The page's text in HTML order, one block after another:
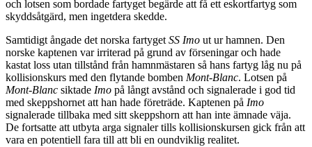
och lotsen som bordade fartyget begärde att få ett eskortfartyg som
skyddsåtgärd, men ingetdera skedde.
Samtidigt ångade det norska fartyget SS Imo ut ur hamnen. Den
norske kaptenen var irriterad på grund av förseningar och hade
kastat loss utan tillstånd från hamnmästaren så hans fartyg låg nu på
kollisionskurs med den flytande bomben Mont-Blanc. Lotsen på
Mont-Blanc siktade Imo på långt avstånd och signalerade i god tid
med skeppshornet att han hade företräde. Kaptenen på Imo
signalerade tillbaka med sitt skeppshorn att han inte ämnade väja.
De fortsatte att utbyta arga signaler tills kollisionskursen gick från att
vara en potentiell fara till att bli en oundviklig realitet.